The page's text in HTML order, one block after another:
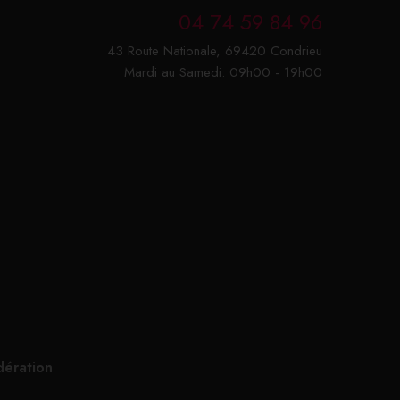
04 74 59 84 96
43 Route Nationale, 69420 Condrieu
Mardi au Samedi: 09h00 - 19h00